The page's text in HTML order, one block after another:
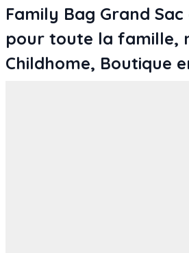
Family Bag Grand
pour toute la famille,
Childhome, Boutique